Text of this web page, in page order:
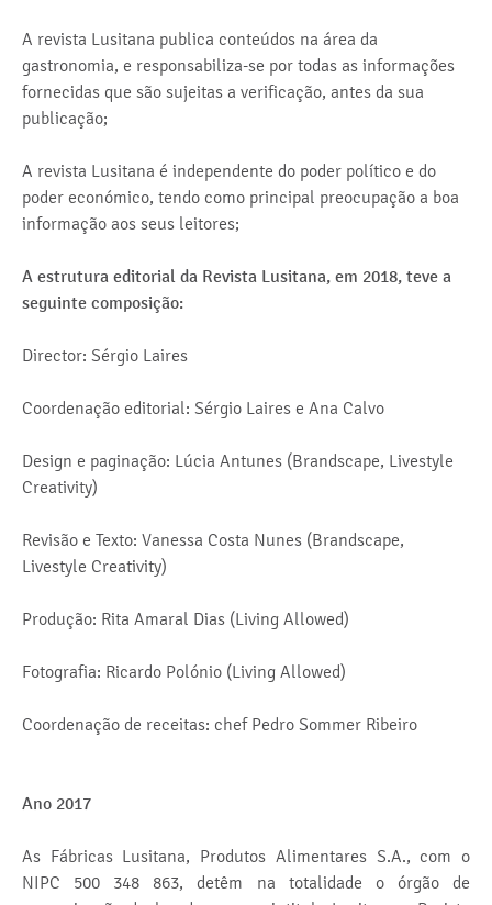
A revista Lusitana publica conteúdos na área da
gastronomia, e responsabiliza-se por todas as informações
fornecidas que são sujeitas a verificação, antes da sua
publicação;
A revista Lusitana é independente do poder político e do
poder económico, tendo como principal preocupação a boa
informação aos seus leitores;
A estrutura editorial da Revista Lusitana, em 2018, teve a
seguinte composição:
Director: Sérgio Laires
Coordenação editorial: Sérgio Laires e Ana Calvo
Design e paginação: Lúcia Antunes (Brandscape, Livestyle
Creativity)
Revisão e Texto: Vanessa Costa Nunes (Brandscape,
Livestyle Creativity)
Produção: Rita Amaral Dias (Living Allowed)
Fotografia: Ricardo Polónio (Living Allowed)
Coordenação de receitas: chef Pedro Sommer Ribeiro
Ano 2017
As Fábricas Lusitana, Produtos Alimentares S.A., com o
NIPC 500 348 863, detêm na totalidade o órgão de